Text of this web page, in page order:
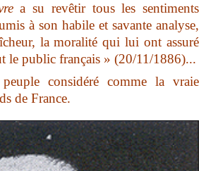
a su revêtir tous les sentiments
à son habile et savante analyse,
la moralité qui lui ont assuré
le public français » (20/11/1886)...
considéré comme la vraie
de France.